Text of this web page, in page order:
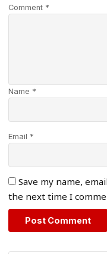
Comment *
Name *
Email *
Save my name,
the next time I